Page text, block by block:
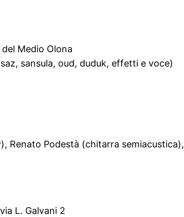
Medio Olona
sansula, oud, duduk, effetti e voce)
Renato Podestà (chitarra
L. Galvani 2